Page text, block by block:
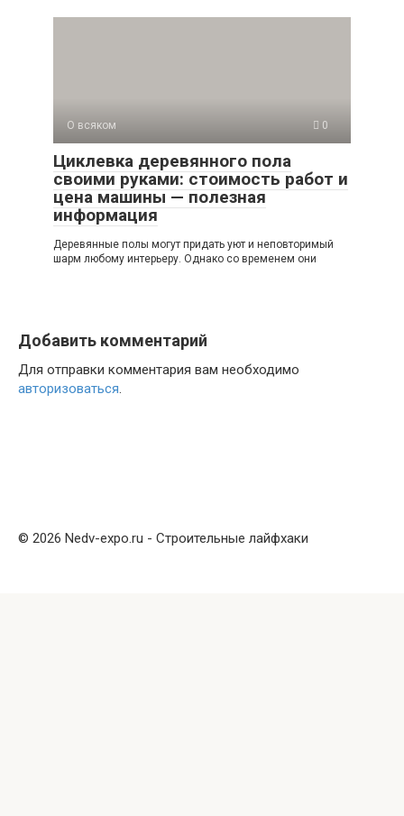
О всяком 0
Циклевка деревянного пола
своими руками: стоимость работ и
цена машины — полезная
информация
Деревянные полы могут придать уют и неповторимый
шарм любому интерьеру. Однако со временем они
Добавить комментарий
Для отправки комментария вам необходимо
авторизоваться.
© 2026 Nedv-expo.ru - Строительные лайфхаки